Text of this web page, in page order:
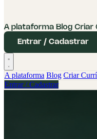
A plataforma Blog Criar
Entrar / Cadastrar
A plataforma Blog Criar
Entrar / Cadastrar